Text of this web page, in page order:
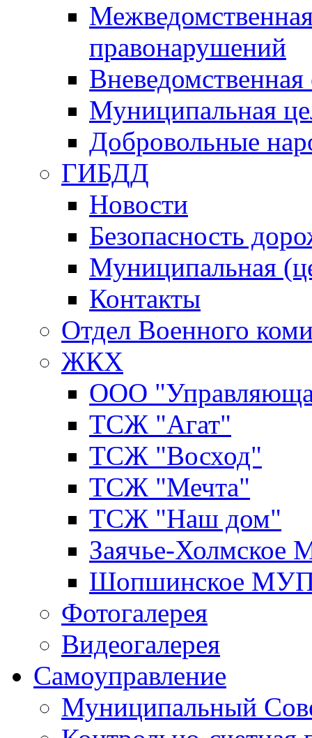
правонарушений
Вневедомственная
Муниципальная
Добровольные
ГИБДД
Новости
Безопасность
Муниципальная
Контакты
Отдел Военного
ЖКХ
ООО
ТСЖ "Агат"
ТСЖ "Восход"
ТСЖ "Мечта"
ТСЖ "Наш дом"
Заячье-
Шопшинское
Фотогалерея
Видеогалерея
Самоуправление
Муниципальный